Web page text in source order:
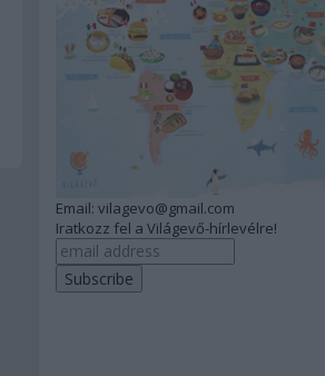
Email: vilagevo@gmail.com
Iratkozz fel a Világevő-hírlevélre!